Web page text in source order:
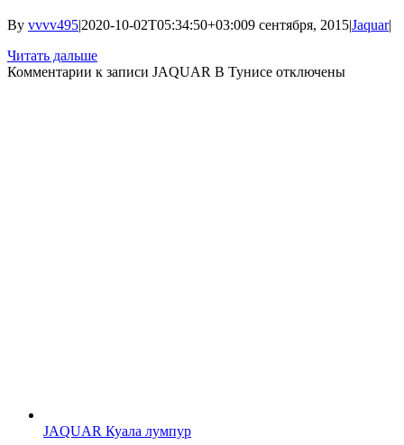
By vvvv495|2020-10-02T05:34:50+03:009 сентября, 2015|Jaquar|
Читать дальше
Комментарии к записи JAQUAR В Тунисе отключены
JAQUAR Куала лумпур